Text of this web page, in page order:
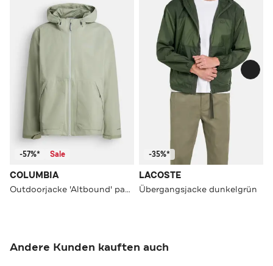
-57%* Sale
COLUMBIA
Outdoorjacke 'Altbound' pastellgrün
-35%*
LACOSTE
Übergangsjacke dunkelgrün
Andere Kunden kauften auch